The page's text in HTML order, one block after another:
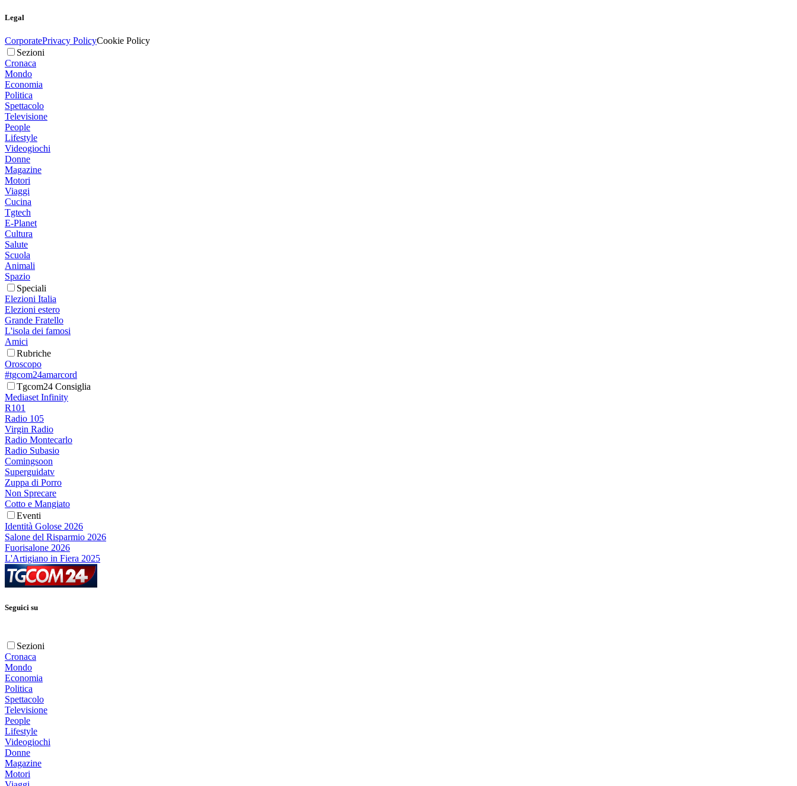
Legal
CorporatePrivacy PolicyCookie Policy
Sezioni
Cronaca
Mondo
Economia
Politica
Spettacolo
Televisione
People
Lifestyle
Videogiochi
Donne
Magazine
Motori
Viaggi
Cucina
Tgtech
E-Planet
Cultura
Salute
Scuola
Animali
Spazio
Speciali
Elezioni Italia
Elezioni estero
Grande Fratello
L'isola dei famosi
Amici
Rubriche
Oroscopo
#tgcom24amarcord
Tgcom24 Consiglia
Mediaset Infinity
R101
Radio 105
Virgin Radio
Radio Montecarlo
Radio Subasio
Comingsoon
Superguidatv
Zuppa di Porro
Non Sprecare
Cotto e Mangiato
Eventi
Identità Golose 2026
Salone del Risparmio 2026
Fuorisalone 2026
L'Artigiano in Fiera 2025
Seguici su
Sezioni
Cronaca
Mondo
Economia
Politica
Spettacolo
Televisione
People
Lifestyle
Videogiochi
Donne
Magazine
Motori